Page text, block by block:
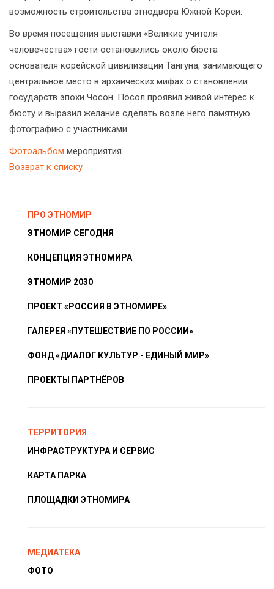
возможность строительства этнодвора Южной Кореи.
Во время посещения выставки «Великие учителя
человечества» гости остановились около бюста
основателя корейской цивилизации Тангуна, занимающего
центральное место в архаических мифах о становлении
государств эпохи Чосон. Посол проявил живой интерес к
бюсту и выразил желание сделать возле него памятную
фотографию с участниками.
Фотоальбом мероприятия.
Возврат к списку
ПРО ЭТНОМИР
ЭТНОМИР СЕГОДНЯ
КОНЦЕПЦИЯ ЭТНОМИРА
ЭТНОМИР 2030
ПРОЕКТ «РОССИЯ В ЭТНОМИРЕ»
ГАЛЕРЕЯ «ПУТЕШЕСТВИЕ ПО РОССИИ»
ФОНД «ДИАЛОГ КУЛЬТУР - ЕДИНЫЙ МИР»
ПРОЕКТЫ ПАРТНЁРОВ
ТЕРРИТОРИЯ
ИНФРАСТРУКТУРА И СЕРВИС
КАРТА ПАРКА
ПЛОЩАДКИ ЭТНОМИРА
МЕДИАТЕКА
ФОТО